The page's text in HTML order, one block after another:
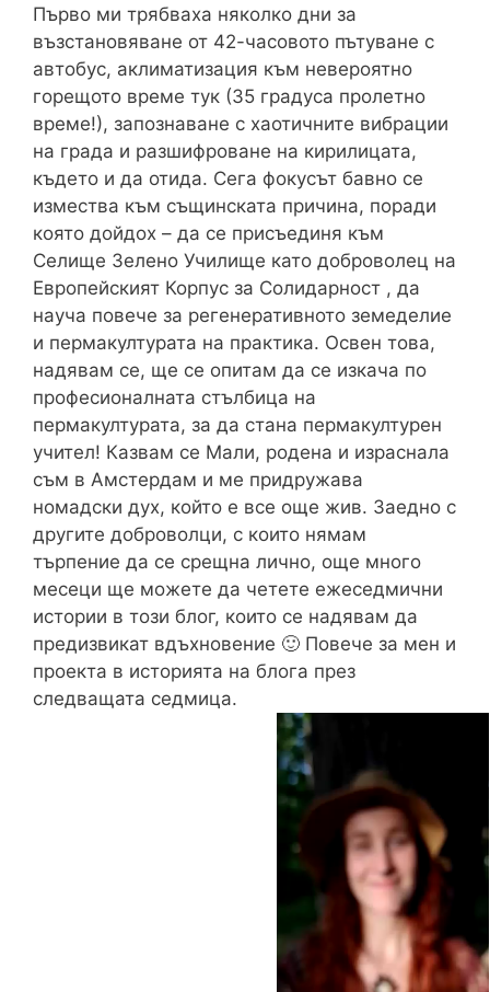
Първо ми трябваха няколко дни за
възстановяване от 42-часовото пътуване с
автобус, аклиматизация към невероятно
горещото време тук (35 градуса пролетно
време!), запознаване с хаотичните вибрации
на града и разшифроване на кирилицата,
където и да отида. Сега фокусът бавно се
измества към същинската причина, поради
която дойдох – да се присъединя към
Селище Зелено Училище като доброволец на
Европейският Корпус за Солидарност , да
науча повече за регенеративното земеделие
и пермакултурата на практика. Освен това,
надявам се, ще се опитам да се изкача по
професионалната стълбица на
пермакултурата, за да стана пермакултурен
учител! Казвам се Мали, родена и израснала
съм в Амстердам и ме придружава
номадски дух, който е все още жив. Заедно с
другите доброволци, с които нямам
търпение да се срещна лично, още много
месеци ще можете да четете ежеседмични
истории в този блог, които се надявам да
предизвикат вдъхновение 🙂 Повече за мен и
проекта в историята на блога през
следващата седмица.